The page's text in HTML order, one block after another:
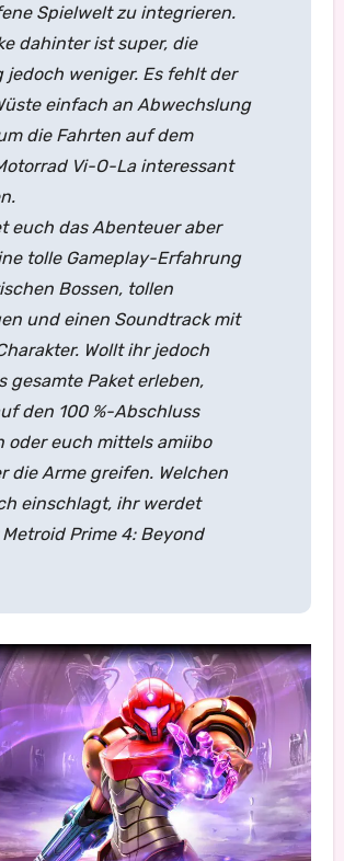
Spielwelt zu integrieren.
dahinter ist super, die
jedoch weniger. Es fehlt der
einfach an Abwechslung
die Fahrten auf dem
Vi-O-La interessant
euch das Abenteuer aber
tolle Gameplay-Erfahrung
Bossen, tollen
und einen Soundtrack mit
Wollt ihr jedoch
gesamte Paket erleben,
den 100 %-Abschluss
oder euch mittels amiibo
die Arme greifen. Welchen
einschlagt, ihr werdet
Prime 4: Beyond